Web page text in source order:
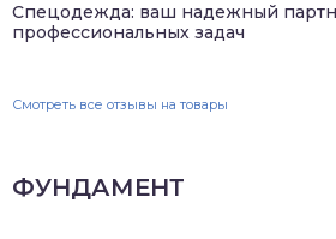
Спецодежда: ваш надежный
профессиональных задач
Смотреть все отзывы на товары
ФУНДАМЕНТ